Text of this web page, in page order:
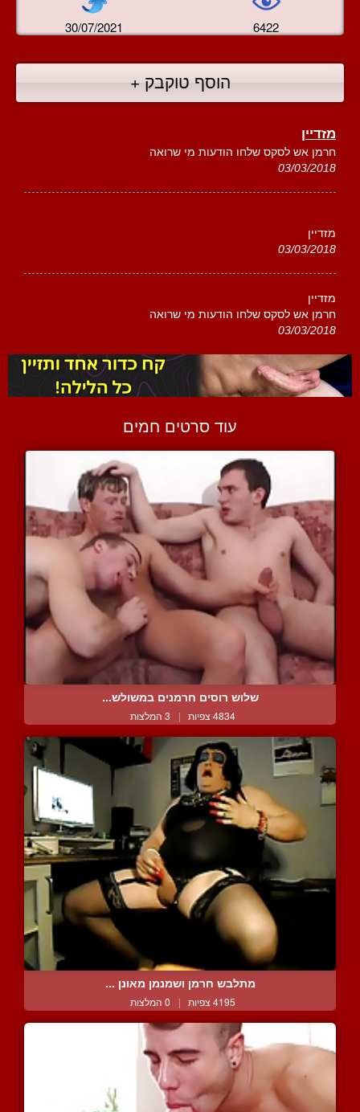
30/07/2021 6422
הוסף טוקבק +
מזדיין
חרמן אש לסקס שלחו הודעות מי שרואה
03/03/2018
מזדיין
03/03/2018
מזדיין
חרמן אש לסקס שלחו הודעות מי שרואה
03/03/2018
עוד סרטים חמים
שלוש רוסים חרמנים במשולש...
4834 צפיות | 3 המלצות
מתלבש חרמן ושמנמן מאונן ...
4195 צפיות | 0 המלצות